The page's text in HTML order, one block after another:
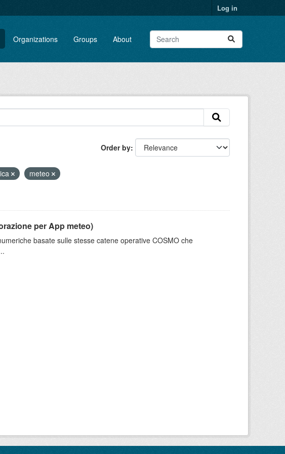
Log in
Organizations Groups About
Order by
meteo
per App meteo)
basate sulle stesse catene operative COSMO che